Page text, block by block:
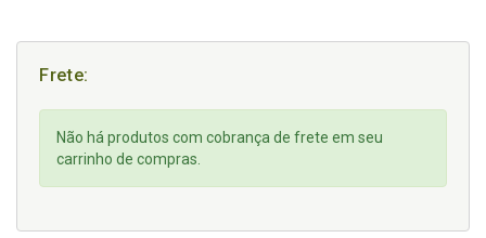
Frete:
Não há produtos com cobrança de frete em seu
carrinho de compras.